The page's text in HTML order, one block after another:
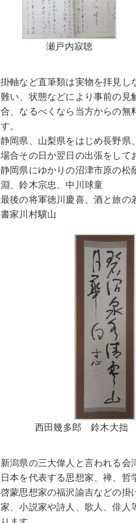
瀬戸内寂聴
掛軸など直筆類は実物を拝見し
難い、状態などにより事前の見
合、なるべくなら当方からの無
す。
静岡県、山梨県をはじめ長野県
場合その日か翌日の出張をして
静岡県にゆかりの沼津市原の松
淵、鈴木宗忠、中川球童
最後の将軍徳川慶喜、酒と旅の
書家川村驥山
西田幾多郎 鈴木大拙
新潟県の三大偉人と言われる会
日本を代表する思想家、禅、
啓蒙思想家の福沢諭吉などの掛
家、小説家や詩人、歌人、俳人